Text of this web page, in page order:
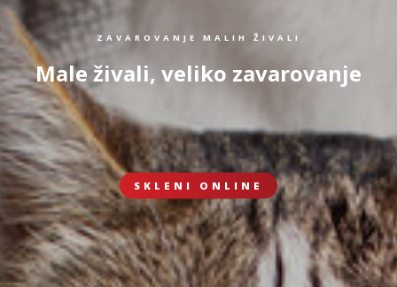
ZAVAROVANJE MALIH ŽIVALI
Male živali, veliko zavarovanje
SKLENI ONLINE